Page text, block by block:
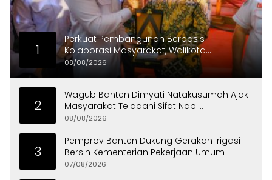
1
Perkuat Pembangunan Berbasis
Kolaborasi Masyarakat, Walikota
Tangerang Raih LPM Award 2026
08/08/2026
2
Wagub Banten Dimyati Natakusumah Ajak
Masyarakat Teladani Sifat Nabi
Muhammad
08/08/2026
3
Pemprov Banten Dukung Gerakan Irigasi
Bersih Kementerian Pekerjaan Umum
07/08/2026